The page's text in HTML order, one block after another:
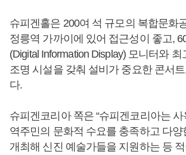
슈피겐홀은 200여 석 규모의 복합문화
정릉역 가까이에 있어 접근성이 좋고,
(Digital Information Display) 모니터와 최
조명 시설을 갖춰 설비가 중요한 콘서
다.
슈피겐코리아 쪽은 “슈피겐코리아는
역주민의 문화적 수요를 충족하고 다양
개최해 신진 예술가들을 지원하는 등